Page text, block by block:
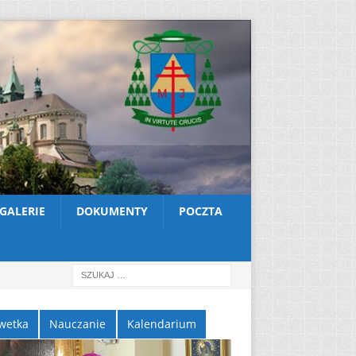
GALERIE DOKUMENTY POCZTA
Nauczanie Kalendarium